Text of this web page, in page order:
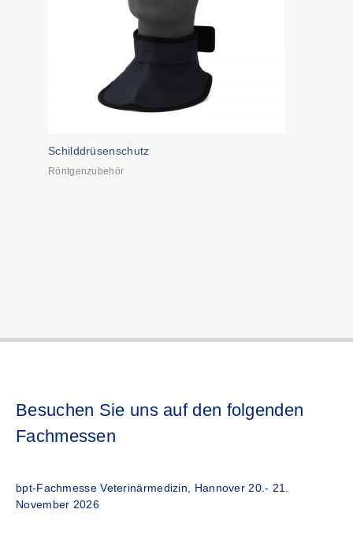
Schilddrüsenschutz
Röntgenzubehör
Besuchen Sie uns auf den folgenden
Fachmessen
bpt-Fachmesse Veterinärmedizin, Hannover 20.- 21.
November 2026